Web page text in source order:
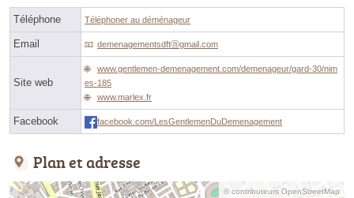
Téléphone Téléphoner au déménageur
Email demenagementsdftⓐgmail.com
Site web
www.gentlemen-demenagement.com/demenageur/gard-30/nim
es-185
www.marlex.fr
Facebook facebook.com/LesGentlemenDuDemenagement
Plan et adresse
© contributeurs OpenStreetMap